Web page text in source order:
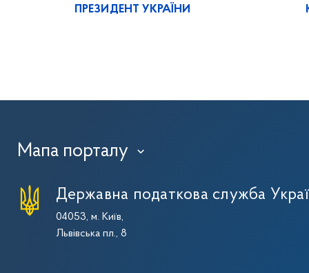
ПРЕЗИДЕНТ УКРАЇНИ
Мапа порталу ›
Державна податкова служба
04053, м. Київ,
Львівська пл., 8